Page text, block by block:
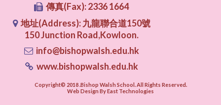
傳真(Fax): 2336 1664
地址(Address): 九龍聯合道150號
150 Junction Road,Kowloon.
info@bishopwalsh.edu.hk
www.bishopwalsh.edu.hk
Copyright© 2018 .Bishop Walsh School. All Rights Reserved.
Web Design By East Technologies